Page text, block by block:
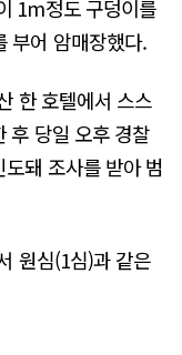
1m정도 구덩이를
부어 암매장했다.
한 호텔에서 스스
후 당일 오후 경찰
돼 조사를 받아 범
원심(1심)과 같은